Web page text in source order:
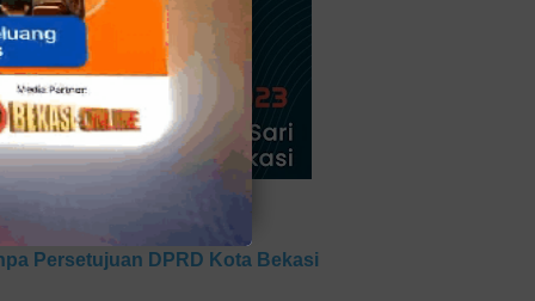
Persetujuan DPRD Kota Bekasi